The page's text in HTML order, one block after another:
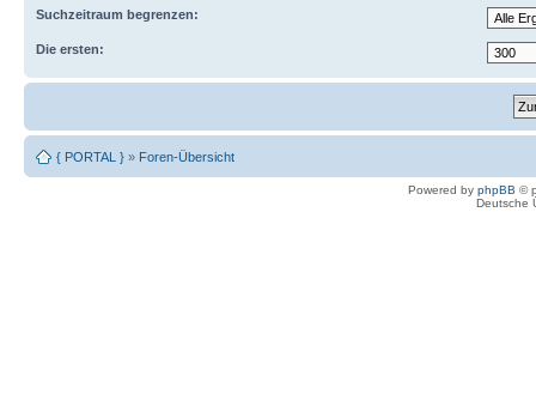
Suchzeitraum begrenzen:
Die ersten:
{ PORTAL } » Foren-Übersicht
Powered by phpBB ©
Deutsche